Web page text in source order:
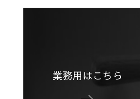
業務用はこちら